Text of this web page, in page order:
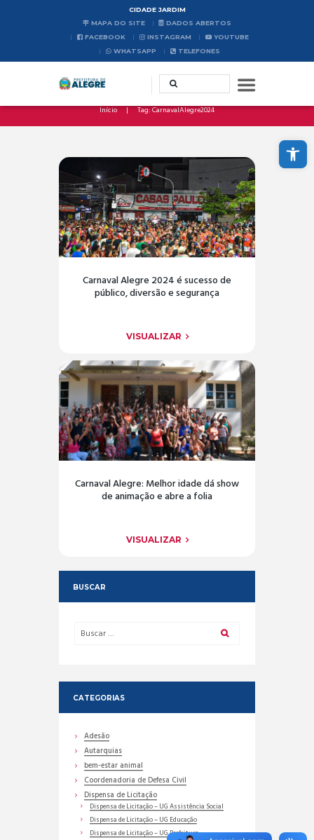
Abrir a barra de ferramentas
CIDADE JARDIM
MAPA DO SITE
DADOS ABERTOS
FACEBOOK
INSTAGRAM
YOUTUBE
WHATSAPP
TELEFONES
Início Tag: CarnavalAlegre2024
Carnaval Alegre 2024 é sucesso de
público, diversão e segurança
VISUALIZAR
Carnaval Alegre: Melhor idade dá show
de animação e abre a folia
VISUALIZAR
BUSCAR
CATEGORIAS
Adesão
Autarquias
bem-estar animal
Coordenadoria de Defesa Civil
Dispensa de Licitação
Dispensa de Licitação – UG Assistência Social
Dispensa de Licitação – UG Educação
Dispensa de Licitação – UG Prefeitura